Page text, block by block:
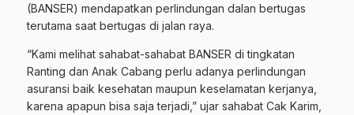
(BANSER) mendapatkan perlindungan dalan bertugas
terutama saat bertugas di jalan raya.
“Kami melihat sahabat-sahabat BANSER di tingkatan
Ranting dan Anak Cabang perlu adanya perlindungan
asuransi baik kesehatan maupun keselamatan kerjanya,
karena apapun bisa saja terjadi,” ujar sahabat Cak Karim,